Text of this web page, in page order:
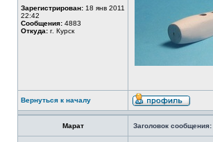
Зарегистрирован: 18 янв 2011
22:42
Сообщения: 4883
Откуда: г. Курск
Вернуться к началу
Марат Заголовок сообщения: